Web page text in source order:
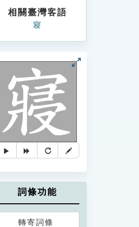
相關臺灣客語
寢
詞條功能
轉寄詞條